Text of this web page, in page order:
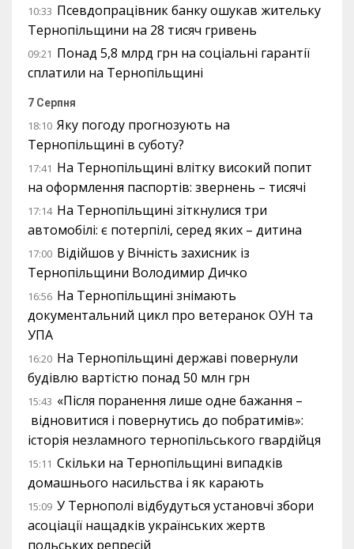
10:33 Псевдопрацівник банку ошукав жительку
Тернопільщини на 28 тисяч гривень
09:21 Понад 5,8 млрд грн на соціальні гарантії
сплатили на Тернопільщині
7 Серпня
18:10 Яку погоду прогнозують на
Тернопільщині в суботу?
17:41 На Тернопільщині влітку високий попит
на оформлення паспортів: звернень – тисячі
17:14 На Тернопільщині зіткнулися три
автомобілі: є потерпілі, серед яких – дитина
17:00 Відійшов у Вічність захисник із
Тернопільщини Володимир Дичко
16:56 На Тернопільщині знімають
документальний цикл про ветеранок ОУН та
УПА
16:20 На Тернопільщині державі повернули
будівлю вартістю понад 50 млн грн
15:43 «Після поранення лише одне бажання –
відновитися і повернутись до побратимів»:
історія незламного тернопільського гвардійця
15:11 Скільки на Тернопільщині випадків
домашнього насильства і як карають
15:09 У Тернополі відбудуться установчі збори
асоціації нащадків українських жертв
польських репресій